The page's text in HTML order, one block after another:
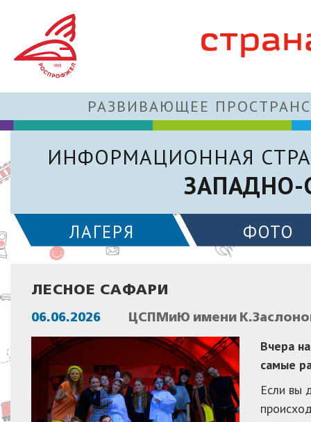
РАЗВИВАЮЩЕЕ
ИНФОРМАЦИОННАЯ
ЛАГЕРЯ ФОТО
ЛЕСНОЕ САФАРИ
06.06.2026 ЦСПМиЮ имени
Вчера
самые
Если вы